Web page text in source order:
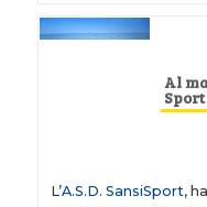
Al
Sport
L’A.S.D. SansiSport,